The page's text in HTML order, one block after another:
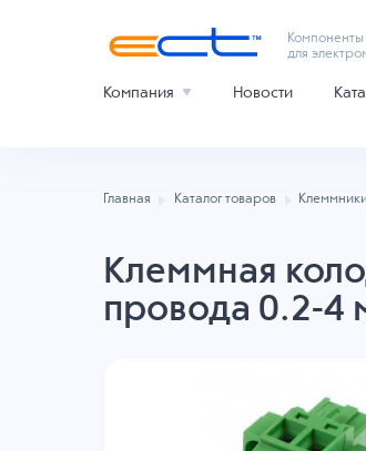
Компоненты
для
Компания Новости
Главная Каталог товаров
Клеммная
провода 0.2-4